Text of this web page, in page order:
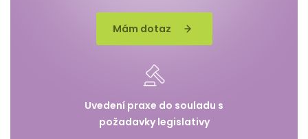
Mám dotaz
Uvedení praxe do souladu s
požadavky legislativy